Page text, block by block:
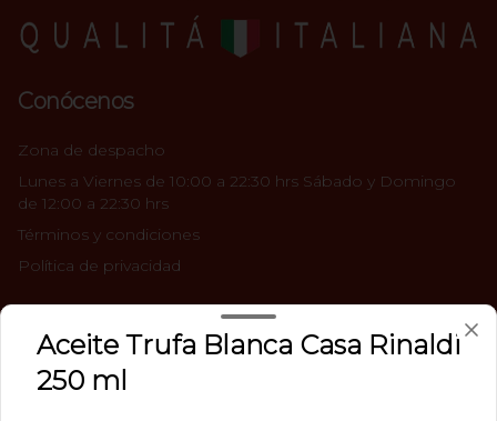
Conócenos
Zona de despacho
Lunes a Viernes de 10:00 a 22:30 hrs Sábado y Domingo
de 12:00 a 22:30 hrs
Términos y condiciones
Política de privacidad
Redes sociales
Facebook
Aceite Trufa Blanca Casa Rinaldi
250 ml